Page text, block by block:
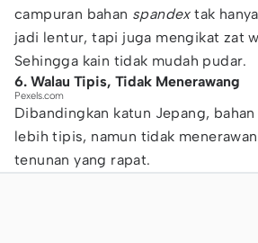
campuran bahan spandextak
jadi lentur, tapi juga mengikat zat
Sehingga kain tidak mudah pudar.
6. Walau Tipis, Tidak Menerawang
Pexels.com
Dibandingkan katun Jepang, bahan
lebih tipis, namun tidak
tenunan yang rapat.